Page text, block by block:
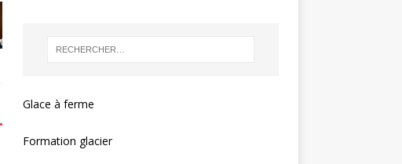
Glace à ferme
Formation glacier